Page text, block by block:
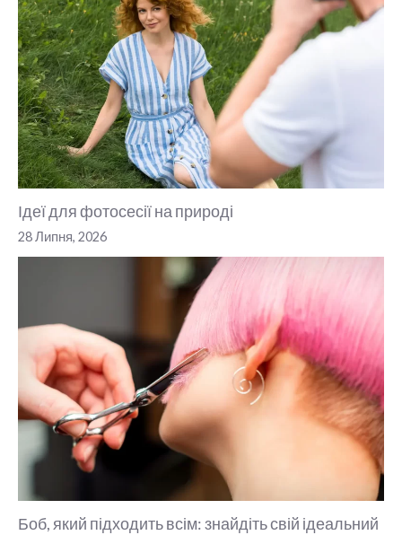
Ідеї для фотосесії на природі
28 Липня, 2026
Боб, який підходить всім: знайдіть свій ідеальний